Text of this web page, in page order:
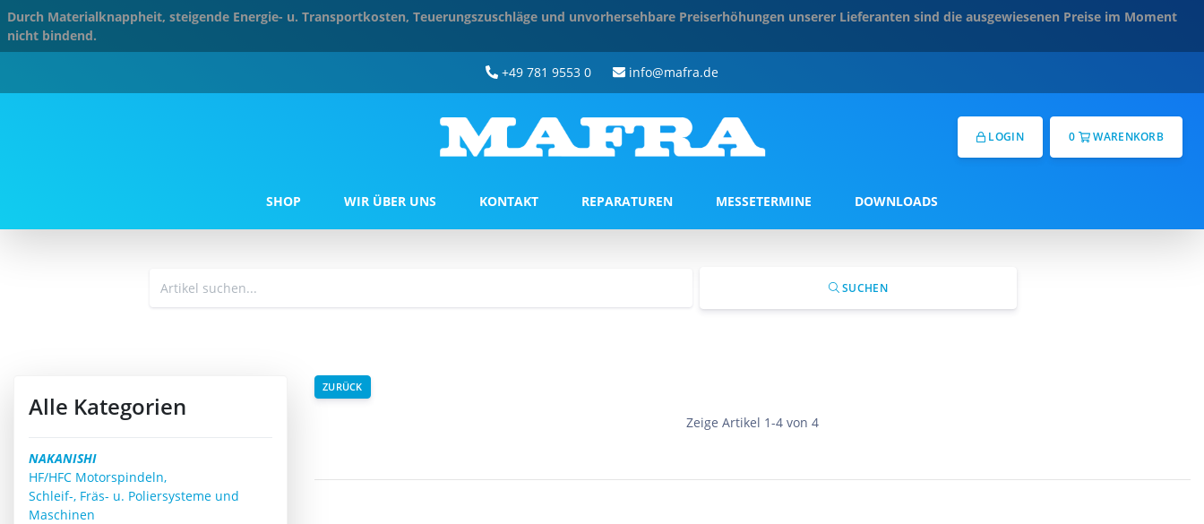
Durch Materialknappheit, steigende Energie- u. Transportkosten, Teuerungszuschläge und unvorhersehbare Preiserhöhungen unserer Lieferanten sind die ausgewiesenen Preise im Moment
nicht bindend.
+49 781 9553 0 info@mafra.de
LOGIN 0 WARENKORB
SHOP WIR ÜBER UNS KONTAKT REPARATUREN MESSETERMINE DOWNLOADS
SUCHEN
Alle Kategorien
NAKANISHI
HF/HFC Motorspindeln,
Schleif-, Fräs- u. Poliersysteme und
Maschinen
ZURÜCK
Zeige Artikel 1-4 von 4